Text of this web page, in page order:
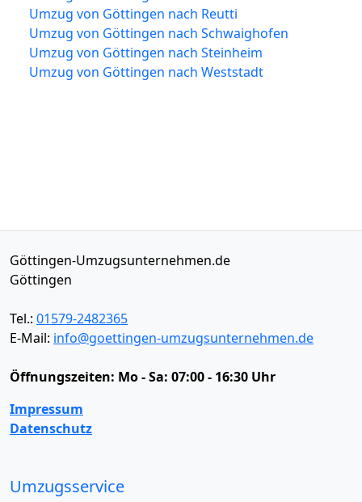
Umzug von Göttingen nach Reutti
Umzug von Göttingen nach Schwaighofen
Umzug von Göttingen nach Steinheim
Umzug von Göttingen nach Weststadt
Göttingen-Umzugsunternehmen.de
Göttingen
Tel.: 01579-2482365
E-Mail: info@goettingen-umzugsunternehmen.de
Öffnungszeiten: Mo - Sa: 07:00 - 16:30 Uhr
Impressum
Datenschutz
Umzugsservice